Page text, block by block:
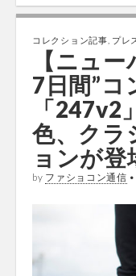
コレクション記事 プレ
【ニュ
7日間”コ
「247v2
色、クラ
ョンが登
by ファショコン通信 •